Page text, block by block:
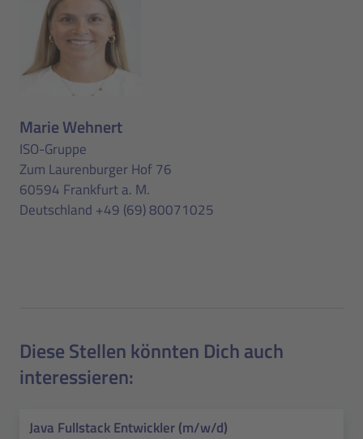
Marie Wehnert
ISO-Gruppe
Zum Laurenburger Hof 76
60594 Frankfurt a. M.
Deutschland +49 (69) 80071025
Diese Stellen könnten Dich auch
interessieren:
Java Fullstack Entwickler (m/w/d)